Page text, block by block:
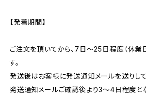
【発着期間】
ご注文を頂いてから、7日〜25日程度（休業
す。
発送後はお客様に発送通知メールを送りし
発送通知メールご確認後より3〜4日程度とな